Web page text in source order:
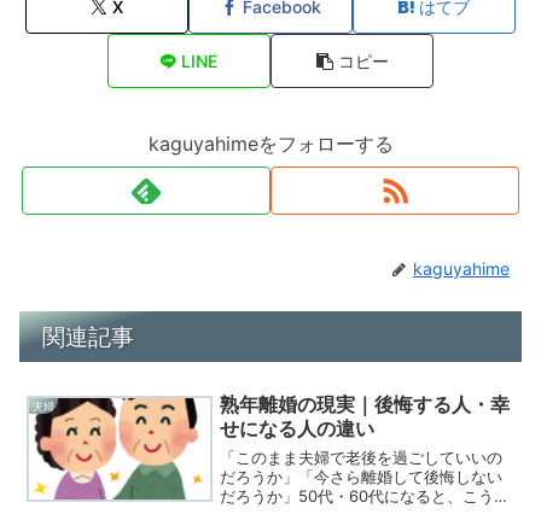
X Facebook はてブ
LINE コピー
kaguyahimeをフォローする
kaguyahime
関連記事
夫婦
熟年離婚の現実｜後悔する人・幸
せになる人の違い
「このまま夫婦で老後を過ごしていいの
だろうか」「今さら離婚して後悔しない
だろうか」50代・60代になると、こうし